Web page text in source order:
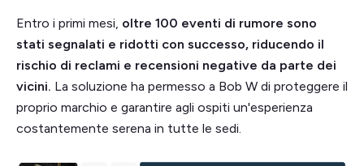
Entro i primi mesi, oltre 100 eventi di rumore sono
stati segnalati e ridotti con successo, riducendo il
rischio di reclami e recensioni negative da parte dei
vicini. La soluzione ha permesso a Bob W di proteggere il
proprio marchio e garantire agli ospiti un'esperienza
costantemente serena in tutte le sedi.